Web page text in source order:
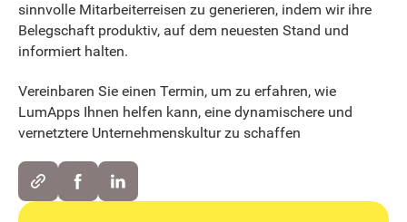
sinnvolle Mitarbeiterreisen zu generieren, indem wir ihre
Belegschaft produktiv, auf dem neuesten Stand und
informiert halten.
Vereinbaren Sie einen Termin, um zu erfahren, wie
LumApps Ihnen helfen kann, eine dynamischere und
vernetztere Unternehmenskultur zu schaffen